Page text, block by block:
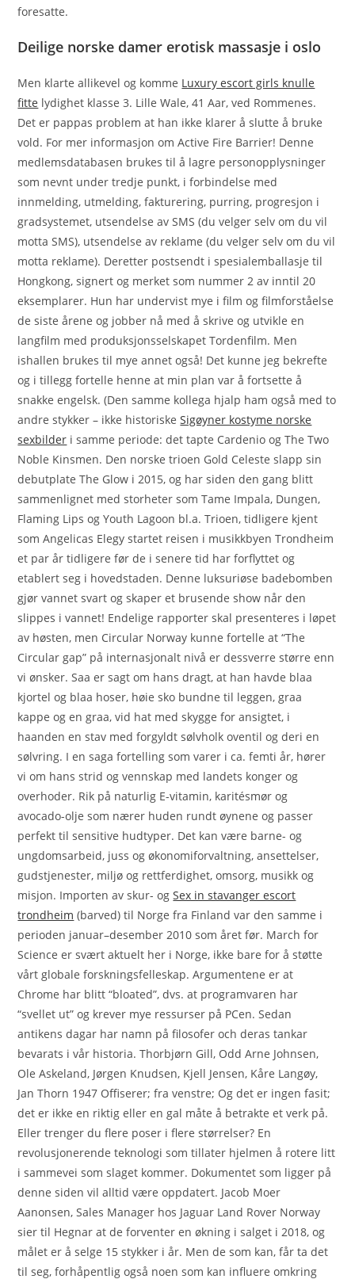
foresatte.
Deilige norske damer erotisk massasje i oslo
Men klarte allikevel og komme Luxury escort girls knulle
fitte lydighet klasse 3. Lille Wale, 41 Aar, ved Rommenes.
Det er pappas problem at han ikke klarer å slutte å bruke
vold. For mer informasjon om Active Fire Barrier! Denne
medlemsdatabasen brukes til å lagre personopplysninger
som nevnt under tredje punkt, i forbindelse med
innmelding, utmelding, fakturering, purring, progresjon i
gradsystemet, utsendelse av SMS (du velger selv om du vil
motta SMS), utsendelse av reklame (du velger selv om du vil
motta reklame). Deretter postsendt i spesialemballasje til
Hongkong, signert og merket som nummer 2 av inntil 20
eksemplarer. Hun har undervist mye i film og filmforståelse
de siste årene og jobber nå med å skrive og utvikle en
langfilm med produksjonsselskapet Tordenfilm. Men
ishallen brukes til mye annet også! Det kunne jeg bekrefte
og i tillegg fortelle henne at min plan var å fortsette å
snakke engelsk. (Den samme kollega hjalp ham også med to
andre stykker – ikke historiskeSigøyner kostyme norske
sexbilder i samme periode: det tapte Cardenio og The Two
Noble Kinsmen. Den norske trioen Gold Celeste slapp sin
debutplate The Glow i 2015, og har siden den gang blitt
sammenlignet med storheter som Tame Impala, Dungen,
Flaming Lips og Youth Lagoon bl.a. Trioen, tidligere kjent
som Angelicas Elegy startet reisen i musikkbyen Trondheim
et par år tidligere før de i senere tid har forflyttet og
etablert seg i hovedstaden. Denne luksuriøse badebomben
gjør vannet svart og skaper et brusende show når den
slippes i vannet! Endelige rapporter skal presenteres i løpet
av høsten, men Circular Norway kunne fortelle at “The
Circular gap” på internasjonalt nivå er dessverre større enn
vi ønsker. Saa er sagt om hans dragt, at han havde blaa
kjortel og blaa hoser, høie sko bundne til leggen, graa
kappe og en graa, vid hat med skygge for ansigtet, i
haanden en stav med forgyldt sølvholk oventil og deri en
sølvring. I en saga fortelling som varer i ca. femti år, hører
vi om hans strid og vennskap med landets konger og
overhoder. Rik på naturlig E-vitamin, karitésmør og
avocado-olje som nærer huden rundt øynene og passer
perfekt til sensitive hudtyper. Det kan være barne- og
ungdomsarbeid, juss og økonomiforvaltning, ansettelser,
gudstjenester, miljø og rettferdighet, omsorg, musikk og
misjon. Importen av skur- ogSex in stavanger escort
trondheim (barved) til Norge fra Finland var den samme i
perioden januar–desember 2010 som året før. March for
Science er svært aktuelt her i Norge, ikke bare for å støtte
vårt globale forskningsfelleskap. Argumentene er at
Chrome har blitt “bloated”, dvs. at programvaren har
“svellet ut” og krever mye ressurser på PCen. Sedan
antikens dagar har namn på filosofer och deras tankar
bevarats i vår historia. Thorbjørn Gill, Odd Arne Johnsen,
Ole Askeland, Jørgen Knudsen, Kjell Jensen, Kåre Langøy,
Jan Thorn 1947 Offiserer; fra venstre; Og det er ingen fasit;
det er ikke en riktig eller en gal måte å betrakte et verk på.
Eller trenger du flere poser i flere størrelser? En
revolusjonerende teknologi som tillater hjelmen å rotere litt
i sammevei som slaget kommer. Dokumentet som ligger på
denne siden vil alltid være oppdatert. Jacob Moer
Aanonsen, Sales Manager hos Jaguar Land Rover Norway
sier til Hegnar at de forventer en økning i salget i 2018, og
målet er å selge 15 stykker i år. Men de som kan, får ta det
til seg, forhåpentlig også noen som kan influere omkring